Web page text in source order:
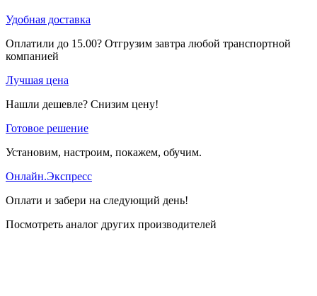
Удобная доставка
Оплатили до 15.00? Отгрузим завтра любой транспортной
компанией
Лучшая цена
Нашли дешевле? Снизим цену!
Готовое решение
Установим, настроим, покажем, обучим.
Онлайн.Экспресс
Оплати и забери на следующий день!
Посмотреть аналог других производителей